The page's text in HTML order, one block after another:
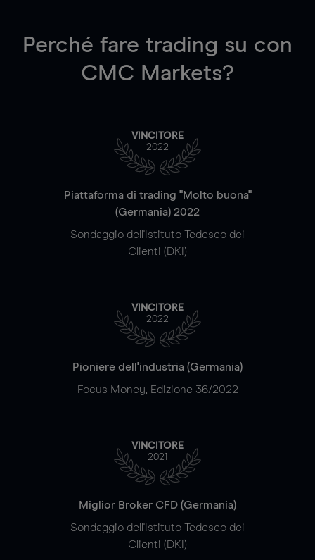
Perché fare trading su con
CMC Markets?
VINCITORE
2022
Piattaforma di trading "Molto buona"
(Germania) 2022
Sondaggio dell'Istituto Tedesco dei
Clienti (DKI)
VINCITORE
2022
Pioniere dell'industria (Germania)
Focus Money, Edizione 36/2022
VINCITORE
2021
Miglior Broker CFD (Germania)
Sondaggio dell'Istituto Tedesco dei
Clienti (DKI)